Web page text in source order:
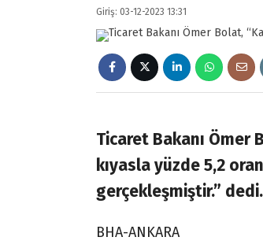
Giriş: 03-12-2023 13:31
Ticaret Bakanı Ömer
kıyasla yüzde 5,2
gerçekleşmiştir.” dedi.
BHA-ANKARA